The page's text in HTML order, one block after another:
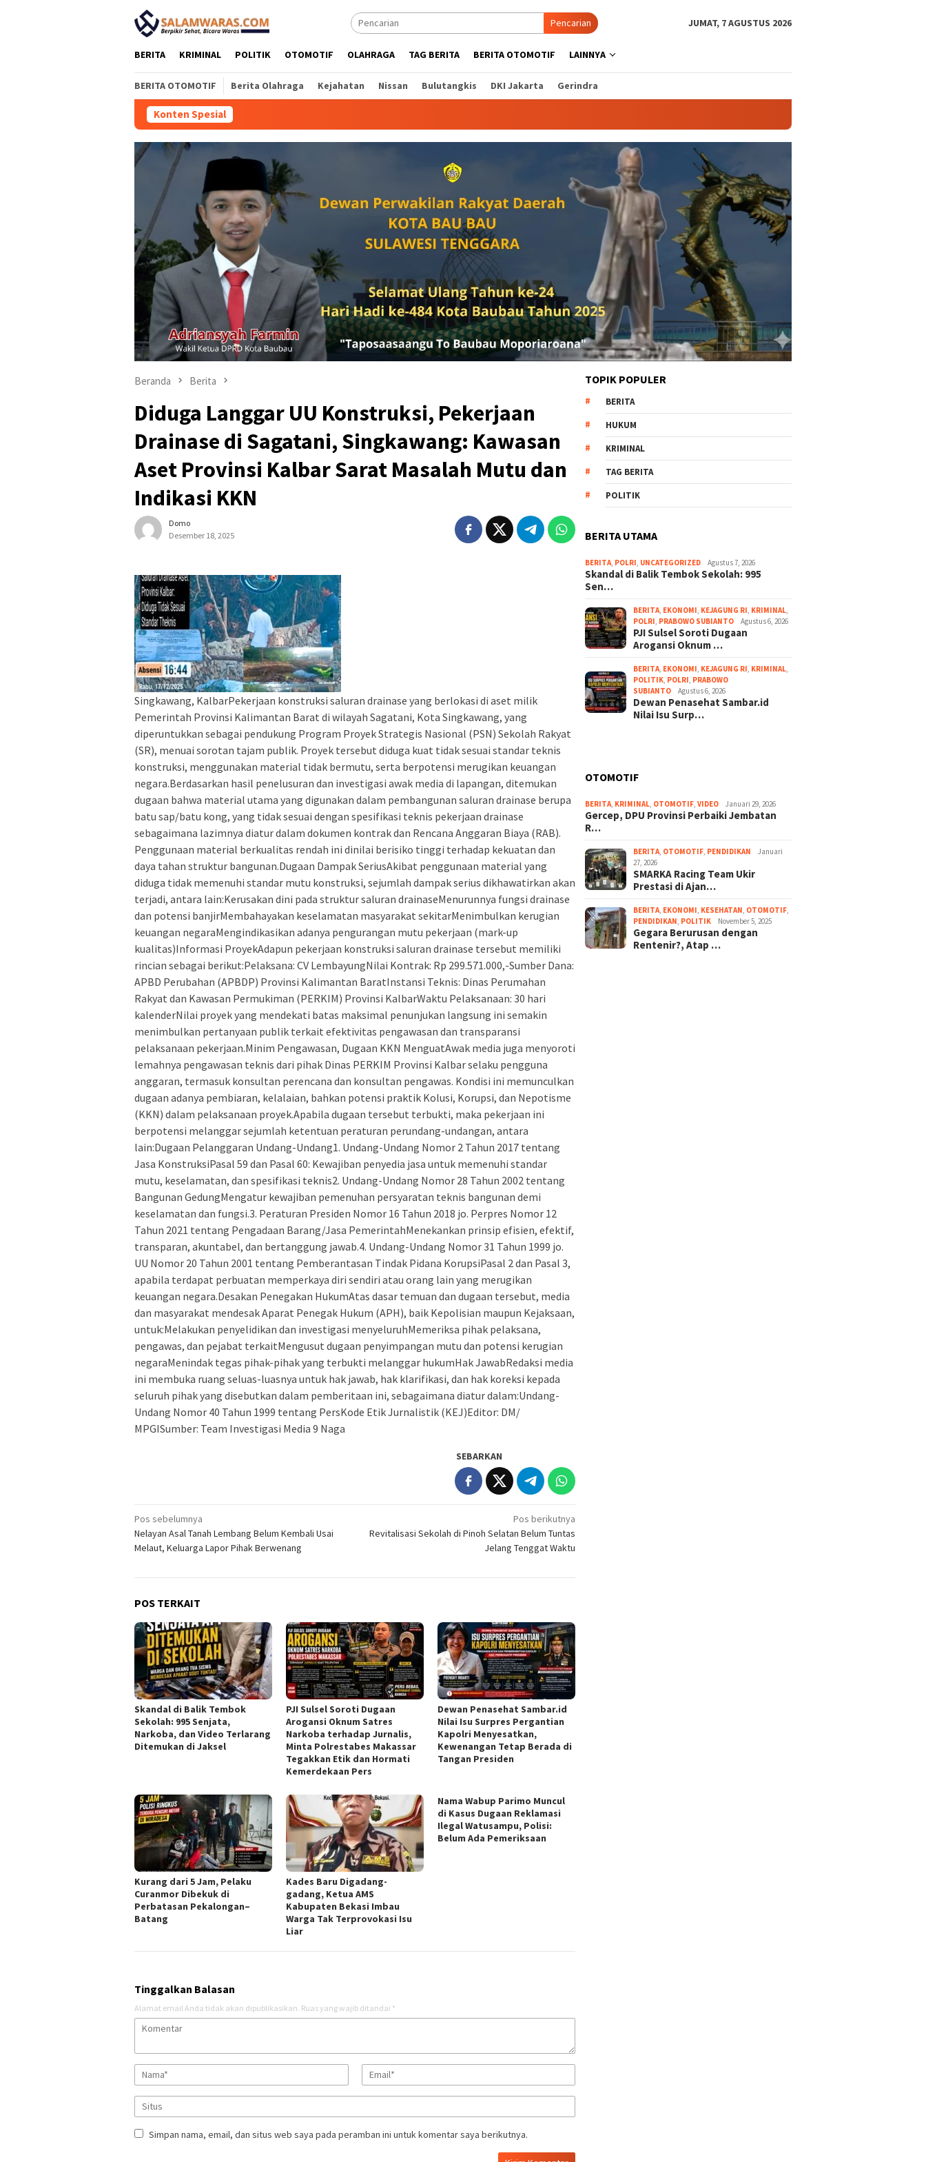
Pencarian JUMAT, 7 AGUSTUS 2026
BERITA KRIMINAL POLITIK OTOMOTIF OLAHRAGA TAG BERITA BERITA OTOMOTIF LAINNYA
BERITA OTOMOTIF Berita Olahraga Kejahatan Nissan Bulutangkis DKI Jakarta Gerindra
Konten Spesial
Beranda Berita
Diduga Langgar UU Konstruksi, Pekerjaan
Drainase di Sagatani, Singkawang: Kawasan
Aset Provinsi Kalbar Sarat Masalah Mutu dan
Indikasi KKN
Domo
Desember 18, 2025
Singkawang, KalbarPekerjaan konstruksi saluran drainase yang berlokasi di aset milik
Pemerintah Provinsi Kalimantan Barat di wilayah Sagatani, Kota Singkawang, yang
diperuntukkan sebagai pendukung Program Proyek Strategis Nasional (PSN) Sekolah Rakyat
(SR), menuai sorotan tajam publik. Proyek tersebut diduga kuat tidak sesuai standar teknis
konstruksi, menggunakan material tidak bermutu, serta berpotensi merugikan keuangan
negara.Berdasarkan hasil penelusuran dan investigasi awak media di lapangan, ditemukan
dugaan bahwa material utama yang digunakan dalam pembangunan saluran drainase berupa
batu sap/batu kong, yang tidak sesuai dengan spesifikasi teknis pekerjaan drainase
sebagaimana lazimnya diatur dalam dokumen kontrak dan Rencana Anggaran Biaya (RAB).
Penggunaan material berkualitas rendah ini dinilai berisiko tinggi terhadap kekuatan dan
daya tahan struktur bangunan.Dugaan Dampak SeriusAkibat penggunaan material yang
diduga tidak memenuhi standar mutu konstruksi, sejumlah dampak serius dikhawatirkan akan
terjadi, antara lain:Kerusakan dini pada struktur saluran drainaseMenurunnya fungsi drainase
dan potensi banjirMembahayakan keselamatan masyarakat sekitarMenimbulkan kerugian
keuangan negaraMengindikasikan adanya pengurangan mutu pekerjaan (mark-up
kualitas)Informasi ProyekAdapun pekerjaan konstruksi saluran drainase tersebut memiliki
rincian sebagai berikut:Pelaksana: CV LembayungNilai Kontrak: Rp 299.571.000,-Sumber Dana:
APBD Perubahan (APBDP) Provinsi Kalimantan BaratInstansi Teknis: Dinas Perumahan
Rakyat dan Kawasan Permukiman (PERKIM) Provinsi KalbarWaktu Pelaksanaan: 30 hari
kalenderNilai proyek yang mendekati batas maksimal penunjukan langsung ini semakin
menimbulkan pertanyaan publik terkait efektivitas pengawasan dan transparansi
pelaksanaan pekerjaan.Minim Pengawasan, Dugaan KKN MenguatAwak media juga menyoroti
lemahnya pengawasan teknis dari pihak Dinas PERKIM Provinsi Kalbar selaku pengguna
anggaran, termasuk konsultan perencana dan konsultan pengawas. Kondisi ini memunculkan
dugaan adanya pembiaran, kelalaian, bahkan potensi praktik Kolusi, Korupsi, dan Nepotisme
(KKN) dalam pelaksanaan proyek.Apabila dugaan tersebut terbukti, maka pekerjaan ini
berpotensi melanggar sejumlah ketentuan peraturan perundang-undangan, antara
lain:Dugaan Pelanggaran Undang-Undang1. Undang-Undang Nomor 2 Tahun 2017 tentang
Jasa KonstruksiPasal 59 dan Pasal 60: Kewajiban penyedia jasa untuk memenuhi standar
mutu, keselamatan, dan spesifikasi teknis2. Undang-Undang Nomor 28 Tahun 2002 tentang
Bangunan GedungMengatur kewajiban pemenuhan persyaratan teknis bangunan demi
keselamatan dan fungsi.3. Peraturan Presiden Nomor 16 Tahun 2018 jo. Perpres Nomor 12
Tahun 2021 tentang Pengadaan Barang/Jasa PemerintahMenekankan prinsip efisien, efektif,
transparan, akuntabel, dan bertanggung jawab.4. Undang-Undang Nomor 31 Tahun 1999 jo.
UU Nomor 20 Tahun 2001 tentang Pemberantasan Tindak Pidana KorupsiPasal 2 dan Pasal 3,
apabila terdapat perbuatan memperkaya diri sendiri atau orang lain yang merugikan
keuangan negara.Desakan Penegakan HukumAtas dasar temuan dan dugaan tersebut, media
dan masyarakat mendesak Aparat Penegak Hukum (APH), baik Kepolisian maupun Kejaksaan,
untuk:Melakukan penyelidikan dan investigasi menyeluruhMemeriksa pihak pelaksana,
pengawas, dan pejabat terkaitMengusut dugaan penyimpangan mutu dan potensi kerugian
negaraMenindak tegas pihak-pihak yang terbukti melanggar hukumHak JawabRedaksi media
ini membuka ruang seluas-luasnya untuk hak jawab, hak klarifikasi, dan hak koreksi kepada
seluruh pihak yang disebutkan dalam pemberitaan ini, sebagaimana diatur dalam:Undang-
Undang Nomor 40 Tahun 1999 tentang PersKode Etik Jurnalistik (KEJ)Editor: DM/
MPGISumber: Team Investigasi Media 9 Naga
SEBARKAN
Navigasi
pos
Pos sebelumnya
Nelayan Asal Tanah Lembang Belum Kembali Usai
Melaut, Keluarga Lapor Pihak Berwenang
Pos berikutnya
Revitalisasi Sekolah di Pinoh Selatan Belum Tuntas
Jelang Tenggat Waktu
POS TERKAIT
Skandal di Balik Tembok
Sekolah: 995 Senjata,
Narkoba, dan Video Terlarang
Ditemukan di Jaksel
PJI Sulsel Soroti Dugaan
Arogansi Oknum Satres
Narkoba terhadap Jurnalis,
Minta Polrestabes Makassar
Tegakkan Etik dan Hormati
Kemerdekaan Pers
Dewan Penasehat Sambar.id
Nilai Isu Surpres Pergantian
Kapolri Menyesatkan,
Kewenangan Tetap Berada di
Tangan Presiden
Kurang dari 5 Jam, Pelaku
Curanmor Dibekuk di
Perbatasan Pekalongan–
Batang
Kades Baru Digadang-
gadang, Ketua AMS
Kabupaten Bekasi Imbau
Warga Tak Terprovokasi Isu
Liar
Nama Wabup Parimo Muncul
di Kasus Dugaan Reklamasi
Ilegal Watusampu, Polisi:
Belum Ada Pemeriksaan
Tinggalkan Balasan
Alamat email Anda tidak akan dipublikasikan. Ruas yang wajib ditandai *
Simpan nama, email, dan situs web saya pada peramban ini untuk komentar saya berikutnya.
TOPIK POPULER
BERITA
HUKUM
KRIMINAL
TAG BERITA
POLITIK
BERITA UTAMA
BERITA, POLRI, UNCATEGORIZED Agustus 7, 2026
Skandal di Balik Tembok Sekolah: 995
Sen…
BERITA, EKONOMI, KEJAGUNG RI, KRIMINAL,
POLRI, PRABOWO SUBIANTO Agustus 6, 2026
PJI Sulsel Soroti Dugaan
Arogansi Oknum …
BERITA, EKONOMI, KEJAGUNG RI, KRIMINAL,
POLITIK, POLRI, PRABOWO
SUBIANTO
Agustus 6, 2026
Dewan Penasehat Sambar.id
Nilai Isu Surp…
OTOMOTIF
BERITA, KRIMINAL, OTOMOTIF,VIDEO Januari 29, 2026
Gercep, DPU Provinsi Perbaiki Jembatan
R…
BERITA, OTOMOTIF, PENDIDIKAN
Januari
27, 2026
SMARKA Racing Team Ukir
Prestasi di Ajan…
BERITA, EKONOMI, KESEHATAN, OTOMOTIF,
PENDIDIKAN, POLITIK November 5, 2025
Gegara Berurusan dengan
Rentenir?, Atap …